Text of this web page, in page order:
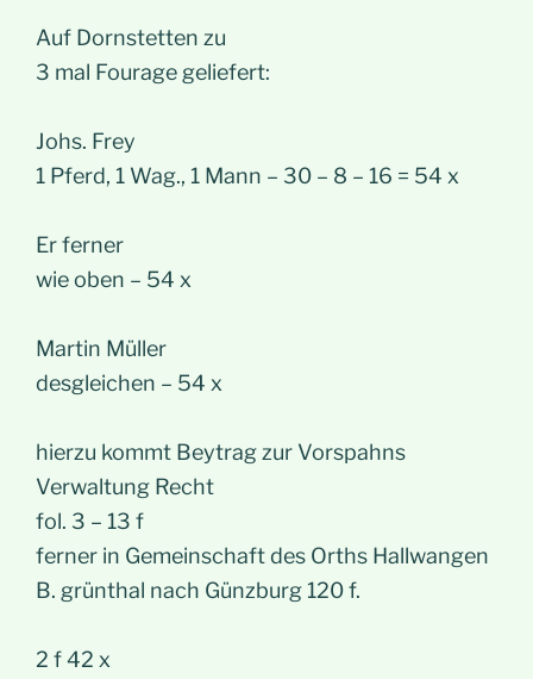
Auf Dornstetten zu
3 mal Fourage geliefert:
Johs. Frey
1 Pferd, 1 Wag., 1 Mann – 30 – 8 – 16 = 54 x
Er ferner
wie oben – 54 x
Martin Müller
desgleichen – 54 x
hierzu kommt Beytrag zur Vorspahns
Verwaltung Recht
fol. 3 – 13 f
ferner in Gemeinschaft des Orths Hallwangen
B. grünthal nach Günzburg 120 f.
2 f 42 x